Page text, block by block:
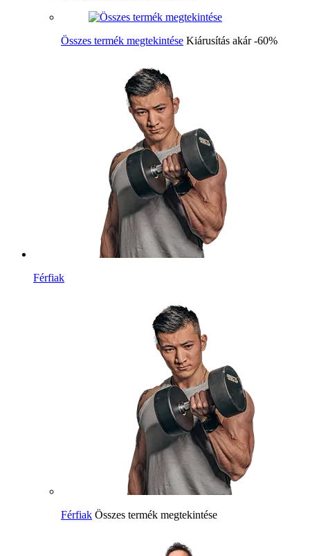
Összes termék megtekintése Kiárusítás akár -60%
Férfiak
Férfiak Összes termék megtekintése